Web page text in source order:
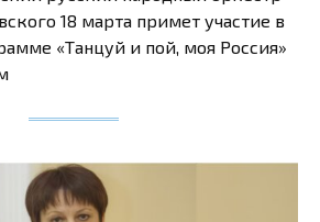
18 марта примет участие в
«Танцуй и пой, моя Россия»